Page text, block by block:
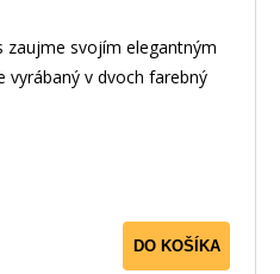
zaujme svojím elegantným
vyrábaný v dvoch farebný
DO KOŠÍKA